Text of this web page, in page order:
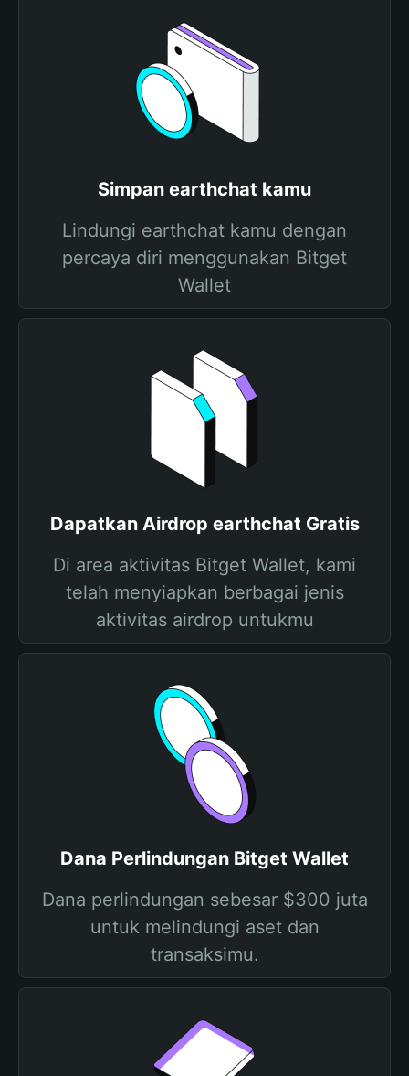
Simpan earthchat kamu
Lindungi earthchat kamu dengan
percaya diri menggunakan Bitget
Wallet
Dapatkan Airdrop earthchat Gratis
Di area aktivitas Bitget Wallet, kami
telah menyiapkan berbagai jenis
aktivitas airdrop untukmu
Dana Perlindungan Bitget Wallet
Dana perlindungan sebesar $300 juta
untuk melindungi aset dan
transaksimu.